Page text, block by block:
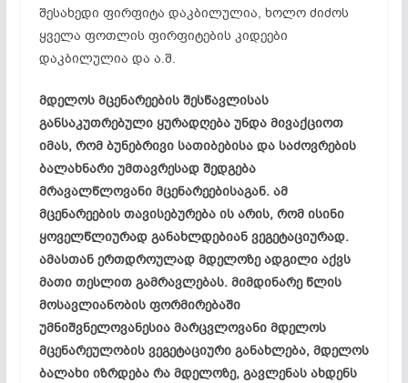
შესახედი ფირფიტა დაკბილულია, ხოლო ძიძოს
ყველა ფოთლის ფირფიტების კიდეები
დაკბილულია და ა.შ.
მდელოს მცენარეების შესწავლისას
განსაკუთრებული ყურადღება უნდა მივაქციოთ
იმას, რომ ბუნებრივი სათიბებისა და საძოვრების
ბალახნარი უმთავრესად შედგება
მრავალწლოვანი მცენარეებისაგან. ამ
მცენარეების თავისებურება ის არის, რომ ისინი
ყოველწლიურად განახლდებიან ვეგეტაციურად.
ამასთან ერთდროულად მდელოზე ადგილი აქვს
მათი თესლით გამრავლებას. მიმდინარე წლის
მოსავლიანობის ფორმირებაში
უმნიშვნელოვანესია მარცვლოვანი მდელოს
მცენარეულობის ვეგეტაციური განახლება, მდელოს
ბალახი იზრდება რა მდელოზე, გავლენას ახდენს